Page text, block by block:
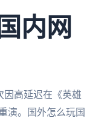
内网
高延迟在《英雄
演。国外怎么玩国